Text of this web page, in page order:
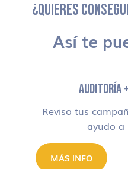
¿QUIERES
Así te
AUDITORÍA
Reviso tus
ayudo a
MÁS INFO